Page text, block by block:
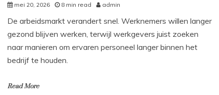
mei 20, 2026 8 min read admin
De arbeidsmarkt verandert snel. Werknemers willen langer
gezond blijven werken, terwijl werkgevers juist zoeken
naar manieren om ervaren personeel langer binnen het
bedrijf te houden.
Read More